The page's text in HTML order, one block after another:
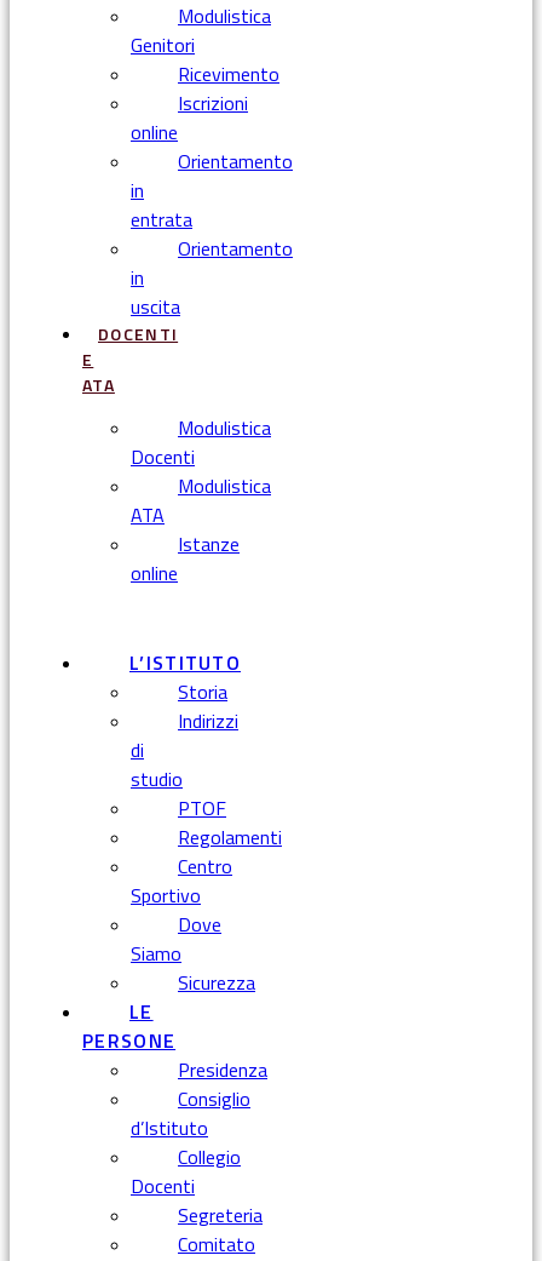
Modulistica
Genitori
Ricevimento
Iscrizioni
online
Orientamento
in
entrata
Orientamento
in
uscita
DOCENTI
E
ATA
Modulistica
Docenti
Modulistica
ATA
Istanze
online
L’ISTITUTO
Storia
Indirizzi
di
studio
PTOF
Regolamenti
Centro
Sportivo
Dove
Siamo
Sicurezza
LE
PERSONE
Presidenza
Consiglio
d’Istituto
Collegio
Docenti
Segreteria
Comitato